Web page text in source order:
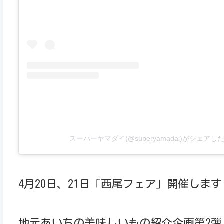
スーパーヤマダイ(@superyamadai)がシェアし
4月20日、21日「西尾フェア」開催します